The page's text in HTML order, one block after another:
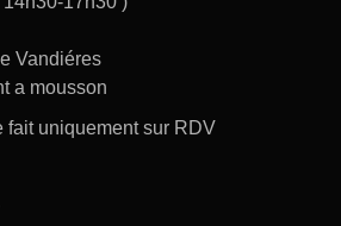
Vandiéres
a mousson
fait uniquement sur RDV